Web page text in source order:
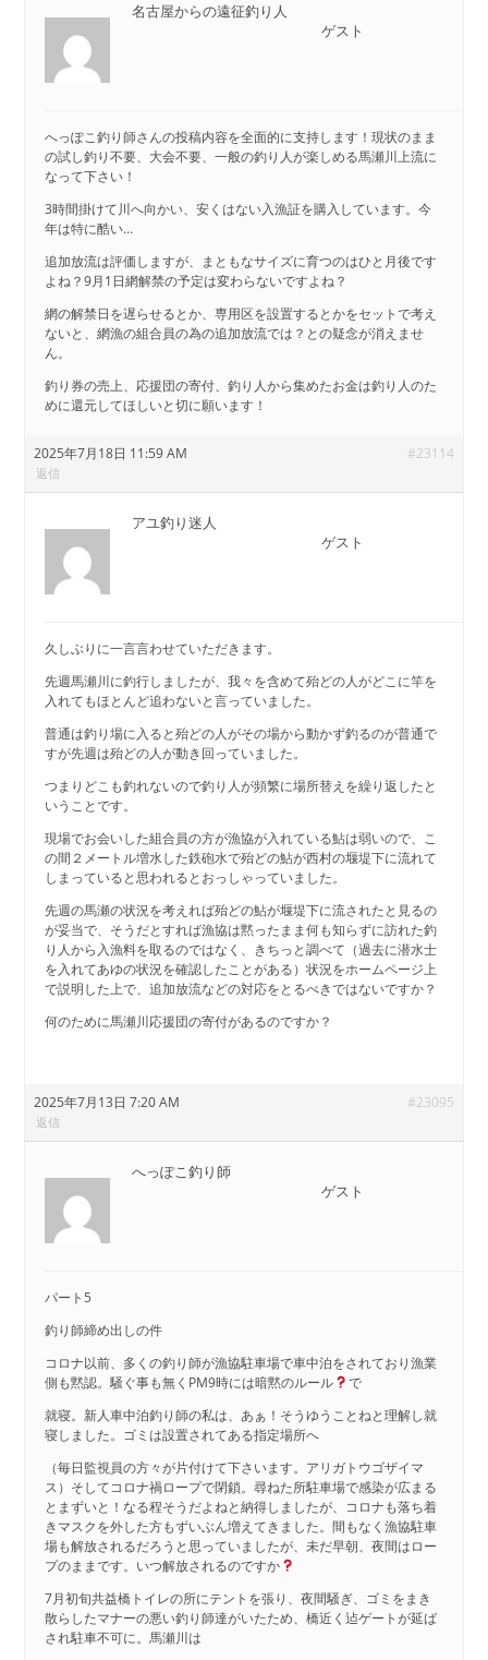
名古屋からの遠征釣り人
ゲスト
へっぽこ釣り師さんの投稿内容を全面的に支持します！現状のまま
の試し釣り不要、大会不要、一般の釣り人が楽しめる馬瀬川上流に
なって下さい！
3時間掛けて川へ向かい、安くはない入漁証を購入しています。今
年は特に酷い…
追加放流は評価しますが、まともなサイズに育つのはひと月後です
よね？9月1日網解禁の予定は変わらないですよね？
網の解禁日を遅らせるとか、専用区を設置するとかをセットで考え
ないと、網漁の組合員の為の追加放流では？との疑念が消えませ
ん。
釣り券の売上、応援団の寄付、釣り人から集めたお金は釣り人のた
めに還元してほしいと切に願います！
2025年7月18日 11:59 AM #23114
返信
アユ釣り迷人
ゲスト
久しぶりに一言言わせていただきます。
先週馬瀬川に釣行しましたが、我々を含めて殆どの人がどこに竿を
入れてもほとんど追わないと言っていました。
普通は釣り場に入ると殆どの人がその場から動かず釣るのが普通で
すが先週は殆どの人が動き回っていました。
つまりどこも釣れないので釣り人が頻繁に場所替えを繰り返したと
いうことです。
現場でお会いした組合員の方が漁協が入れている鮎は弱いので、こ
の間２メートル増水した鉄砲水で殆どの鮎が西村の堰堤下に流れて
しまっていると思われるとおっしゃっていました。
先週の馬瀬の状況を考えれば殆どの鮎が堰堤下に流されたと見るの
が妥当で、そうだとすれば漁協は黙ったまま何も知らずに訪れた釣
り人から入漁料を取るのではなく、きちっと調べて（過去に潜水士
を入れてあゆの状況を確認したことがある）状況をホームページ上
で説明した上で、追加放流などの対応をとるべきではないですか？
何のために馬瀬川応援団の寄付があるのですか？
2025年7月13日 7:20 AM #23095
返信
へっぽこ釣り師
ゲスト
パート5
釣り師締め出しの件
コロナ以前、多くの釣り師が漁協駐車場で車中泊をされており漁業
側も黙認。騒ぐ事も無くPM9時には暗黙のルール
で
就寝。新人車中泊釣り師の私は、あぁ！そうゆうことねと理解し就
寝しました。ゴミは設置されてある指定場所へ
（毎日監視員の方々が片付けて下さいます。アリガトウゴザイマ
ス）そしてコロナ禍ロープで閉鎖。尋ねた所駐車場で感染が広まる
とまずいと！なる程そうだよねと納得しましたが、コロナも落ち着
きマスクを外した方もずいぶん増えてきました。間もなく漁協駐車
場も解放されるだろうと思っていましたが、未だ早朝、夜間はロー
プのままです。いつ解放されるのですか
7月初旬共益橋トイレの所にテントを張り、夜間騒ぎ、ゴミをまき
散らしたマナーの悪い釣り師達がいたため、橋近く迠ゲートが延ば
され駐車不可に。馬瀬川は